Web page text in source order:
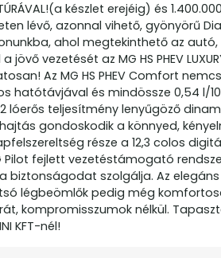
készlet erejéig) és
lévő, azonnal vihető, gyönyörű
ahol megtekinthető az autó,
vezetését az MG HS PHEV
Az MG HS PHEV Comfort
hatótávjával és mindössze 0,54 l/
lóerős teljesítmény lenyűgöző
gondoskodik a könnyed,
része a 12,3 colos
fejlett vezetéstámogató
szolgálja. Az
légbeömlők pedig még
kompromisszumok nélkül.
KFT-nél!